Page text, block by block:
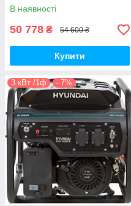
В наявності
50 778 ₴ 54 600 ₴
Купити
3 кВт /1ф –7%